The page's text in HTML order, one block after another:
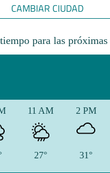
CAMBIAR CIUDAD
para las próximas
11 AM
27°
2 PM
31°